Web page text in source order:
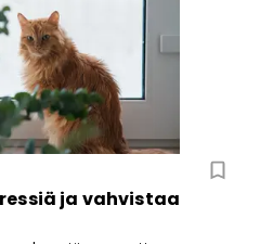
ja vahvistaa